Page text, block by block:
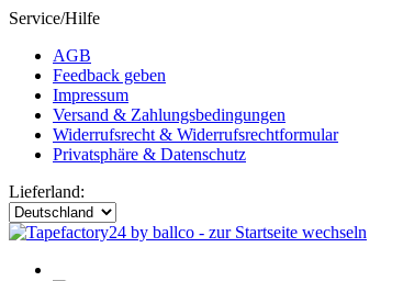
Service/Hilfe
AGB
Feedback geben
Impressum
Versand & Zahlungsbedingungen
Widerrufsrecht & Widerrufsrechtformular
Privatsphäre & Datenschutz
Lieferland: